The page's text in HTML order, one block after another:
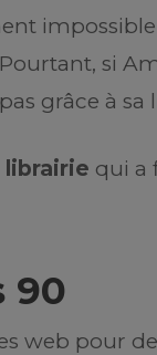
si
grâce à sa
librairie qui a
90
web pour